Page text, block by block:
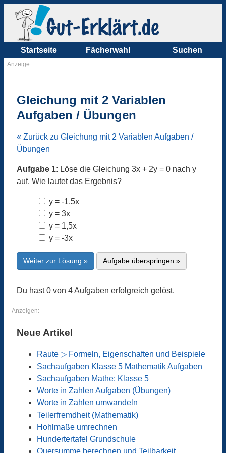
Startseite Fächerwahl Suchen
Anzeige:
Gleichung mit 2 Variablen
Aufgaben / Übungen
« Zurück zu Gleichung mit 2 Variablen Aufgaben /
Übungen
Aufgabe 1: Löse die Gleichung 3x + 2y = 0 nach y
auf. Wie lautet das Ergebnis?
y = -1,5x
y = 3x
y = 1,5x
y = -3x
Weiter zur Lösung » Aufgabe überspringen »
Du hast 0 von 4 Aufgaben erfolgreich gelöst.
Anzeigen:
Neue Artikel
Raute ▷ Formeln, Eigenschaften und Beispiele
Sachaufgaben Klasse 5 Mathematik Aufgaben
Sachaufgaben Mathe: Klasse 5
Worte in Zahlen Aufgaben (Übungen)
Worte in Zahlen umwandeln
Teilerfremdheit (Mathematik)
Hohlmaße umrechnen
Hundertertafel Grundschule
Quersumme berechnen und Teilbarkeit